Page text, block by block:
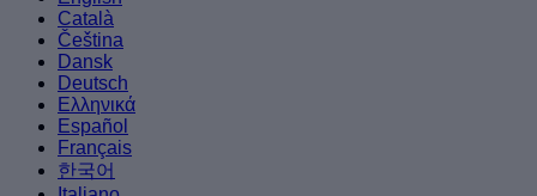
Català
Čeština
Dansk
Deutsch
Ελληνικά
Español
Français
한국어